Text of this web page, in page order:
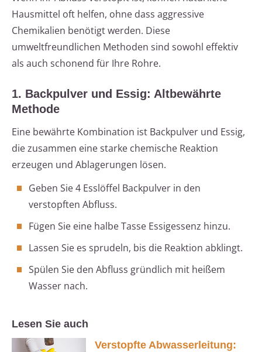
Hausmittel oft helfen, ohne dass aggressive
Chemikalien benötigt werden. Diese
umweltfreundlichen Methoden sind sowohl effektiv
als auch schonend für Ihre Rohre.
1. Backpulver und Essig: Altbewährte
Methode
Eine bewährte Kombination ist Backpulver und Essig,
die zusammen eine starke chemische Reaktion
erzeugen und Ablagerungen lösen.
Geben Sie 4 Esslöffel Backpulver in den
verstopften Abfluss.
Fügen Sie eine halbe Tasse Essigessenz hinzu.
Lassen Sie es sprudeln, bis die Reaktion abklingt.
Spülen Sie den Abfluss gründlich mit heißem
Wasser nach.
Lesen Sie auch
Verstopfte Abwasserleitung: